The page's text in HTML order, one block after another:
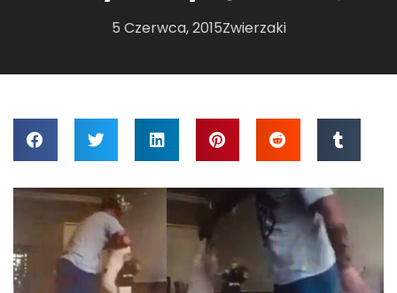
5 Czerwca, 2015Zwierzaki